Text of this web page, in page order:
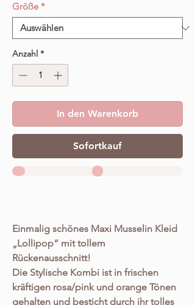
Größe *
Anzahl *
In den Warenkorb
Sofortkauf
Einmalig schönes Maxi Musselin Kleid
„Lollipop“ mit tollem
Rückenausschnitt!
Die Stylische Kombi ist in frischen
kräftigen rosa/pink und orange Tönen
gehalten und besticht durch ihr tolles